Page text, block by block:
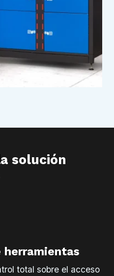
solución
herramientas
total sobre el acceso